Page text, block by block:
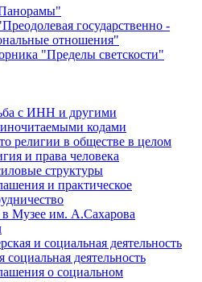
государственно -
отношения"
"Пределы светскости"
с ИНН и другими
кодами
религии в обществе в целом
и права человека
структуры
и практическое
Музее им. А.Сахарова
и социальная деятельность
социальная деятельность
о социальном